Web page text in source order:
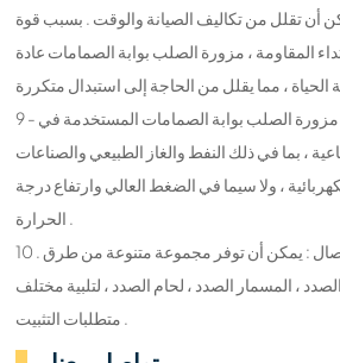
أن تقلل من تكاليف الصيانة والوقت . بسبب قوة
المقاومة ، مزورة الصلب بوابة الصمامات عادة
9 - تطبيق واسع النطاق : مزورة الصلب بوابة الصمامات المستخدمة في
، بما في ذلك النفط والغاز الطبيعي والصناعات
، ولا سيما في الضغط العالي وارتفاع درجة
الحرارة .
10 . أنواع كثيرة من طرق الاتصال : يمكن أن توفر مجموعة متنوعة من طرق
، المسمار الصدد ، لحام الصدد ، لتلبية مختلف
متطلبات التثبيت .